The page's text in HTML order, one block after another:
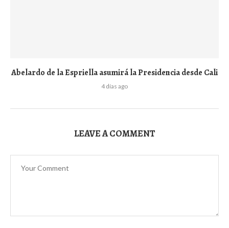
Abelardo de la Espriella asumirá la Presidencia desde Cali
4 días ago
LEAVE A COMMENT